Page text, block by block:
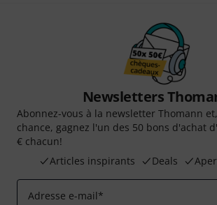
Newsletters
Abonnez-vous à la newsletter Thomann
chance, gagnez l'un des 50 bons d'achat
€ chacun!
Articles inspirants
Deals
Adresse e-mail*